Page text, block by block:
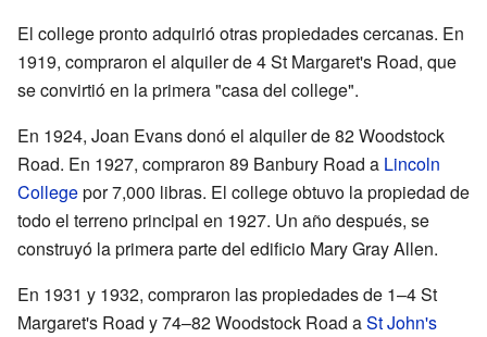
El college pronto adquirió otras propiedades cercanas. En
1919, compraron el alquiler de 4 St Margaret's Road, que
se convirtió en la primera "casa del college".
En 1924, Joan Evans donó el alquiler de 82 Woodstock
Road. En 1927, compraron 89 Banbury Road a Lincoln
Collegepor 7,000 libras. El college obtuvo la propiedad de
todo el terreno principal en 1927. Un año después, se
construyó la primera parte del edificio Mary Gray Allen.
En 1931 y 1932, compraron las propiedades de 1–4 St
Margaret's Road y 74–82 Woodstock Road aSt John's